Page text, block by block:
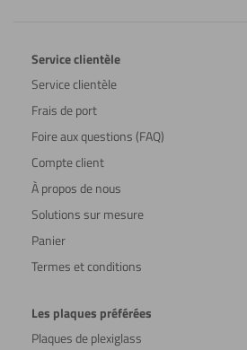
Service clientèle
Service clientèle
Frais de port
Foire aux questions (FAQ)
Compte client
À propos de nous
Solutions sur mesure
Panier
Termes et conditions
Les plaques préférées
Plaques de plexiglass